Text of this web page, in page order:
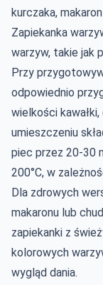
kurczaka,
Zapiekanka
warzyw, takie jak
Przy
odpowiednio
wielkości
umieszczeniu
piec przez 20-30
200°C, w
Dla zdrowych
makaronu lub
zapiekanki z
kolorowych
wygląd dania.